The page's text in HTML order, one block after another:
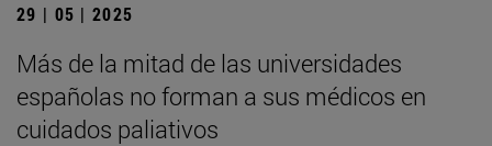
29 | 05 | 2025
Más de la mitad de las universidades
españolas no forman a sus médicos en
cuidados paliativos